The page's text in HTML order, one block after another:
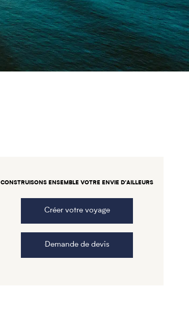
CONSTRUISONS ENSEMBLE VOTRE ENVIE D’AILLEURS
Créer votre voyage
Demande de devis